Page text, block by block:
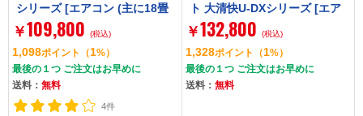
シリーズ [エアコン (主に18畳
用・単相200V)]
￥109,800 (税込)
1,098ポイント （1%）
最後の１つ ご注文はお早めに
送料：無料
4件
ト 大清快U-DXシリーズ [エア
コン (主に18畳用・200V)]
￥132,800 (税込)
1,328ポイント （1%）
最後の１つ ご注文はお早めに
送料： 無料